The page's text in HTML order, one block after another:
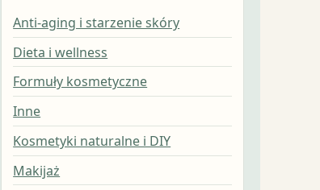
Anti-aging i starzenie skóry
Dieta i wellness
Formuły kosmetyczne
Inne
Kosmetyki naturalne i DIY
Makijaż